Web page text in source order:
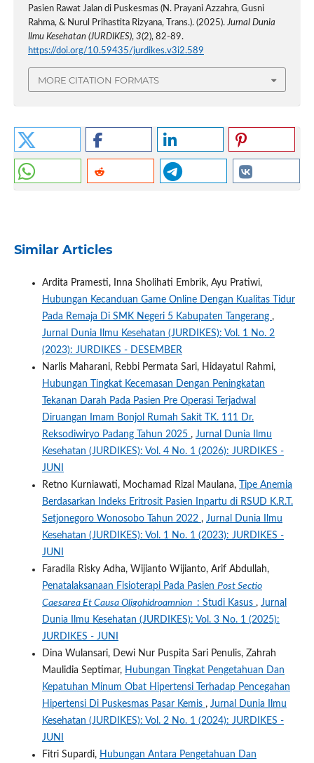
Pasien Rawat Jalan di Puskesmas (N. Prayani Azzahra, Gusni
Rahma, & Nurul Prihastita Rizyana, Trans.). (2025).Jurnal Dunia
Ilmu Kesehatan (JURDIKES), 3(2), 82-89.
https://doi.org/10.59435/jurdikes.v3i2.589
MORE CITATION FORMATS
Similar Articles
Ardita Pramesti, Inna Sholihati Embrik, Ayu Pratiwi,
Hubungan Kecanduan Game Online Dengan Kualitas Tidur
Pada Remaja Di SMK Negeri 5 Kabupaten Tangerang ,
Jurnal Dunia Ilmu Kesehatan (JURDIKES): Vol. 1 No. 2
(2023): JURDIKES - DESEMBER
Narlis Maharani, Rebbi Permata Sari, Hidayatul Rahmi,
Hubungan Tingkat Kecemasan Dengan Peningkatan
Tekanan Darah Pada Pasien Pre Operasi Terjadwal
Diruangan Imam Bonjol Rumah Sakit TK. 111 Dr.
Reksodiwiryo Padang Tahun 2025 , Jurnal Dunia Ilmu
Kesehatan (JURDIKES): Vol. 4 No. 1 (2026): JURDIKES -
JUNI
Retno Kurniawati, Mochamad Rizal Maulana,
Tipe Anemia
Berdasarkan Indeks Eritrosit Pasien Inpartu di RSUD K.R.T.
Setjonegoro Wonosobo Tahun 2022 , Jurnal Dunia Ilmu
Kesehatan (JURDIKES): Vol. 1 No. 1 (2023): JURDIKES -
JUNI
Faradila Risky Adha, Wijianto Wijianto, Arif Abdullah,
Penatalaksanaan Fisioterapi Pada Pasien Post Sectio
Caesarea Et Causa Oligohidroamnion : Studi Kasus , Jurnal
Dunia Ilmu Kesehatan (JURDIKES): Vol. 3 No. 1 (2025):
JURDIKES - JUNI
Dina Wulansari, Dewi Nur Puspita Sari Penulis, Zahrah
Maulidia Septimar, Hubungan Tingkat Pengetahuan Dan
Kepatuhan Minum Obat Hipertensi Terhadap Pencegahan
Hipertensi Di Puskesmas Pasar Kemis , Jurnal Dunia Ilmu
Kesehatan (JURDIKES): Vol. 2 No. 1 (2024): JURDIKES -
JUNI
Fitri Supardi, Hubungan Antara Pengetahuan Dan